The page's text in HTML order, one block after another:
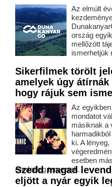
Az elmúlt
ország
mellőzött
ismerhetjük
Sikerfilmek törölt
amelyek úgy
hogy rájuk sem
Az
mondatot
másiknak a
ki. A lényeg,
esetben
eredetileg terveztek.
Szedd magad
eljött a nyár egyik